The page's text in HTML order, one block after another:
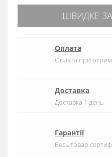
ШВИДКЕ
Оплата
Оплата при
Доставка
Доставка 1 день
Гарантії
Весь товар